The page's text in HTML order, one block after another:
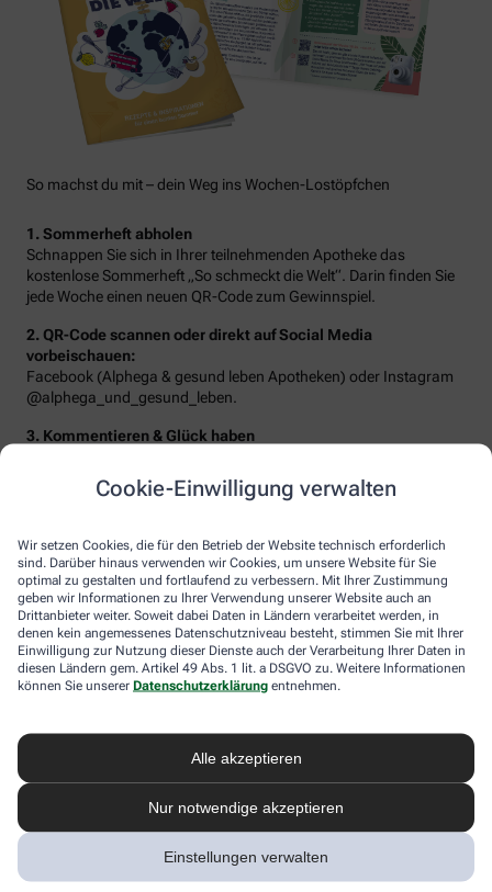
Cookie-Einwilligung verwalten
Wir setzen Cookies, die für den Betrieb der Website technisch erforderlich
sind. Darüber hinaus verwenden wir Cookies, um unsere Website für Sie
optimal zu gestalten und fortlaufend zu verbessern. Mit Ihrer Zustimmung
geben wir Informationen zu Ihrer Verwendung unserer Website auch an
Drittanbieter weiter. Soweit dabei Daten in Ländern verarbeitet werden, in
denen kein angemessenes Datenschutzniveau besteht, stimmen Sie mit Ihrer
Einwilligung zur Nutzung dieser Dienste auch der Verarbeitung Ihrer Daten in
diesen Ländern gem. Artikel 49 Abs. 1 lit. a DSGVO zu. Weitere Informationen
können Sie unserer Datenschutzerklärung entnehmen.
Alle akzeptieren
Nur notwendige akzeptieren
Einstellungen verwalten
So machst du mit – dein Weg ins Wochen-Lostöpfchen
1. Sommerheft abholen
Schnappen Sie sich in Ihrer teilnehmenden Apotheke das
kostenlose Sommerheft „So schmeckt die Welt“. Darin finden Sie
jede Woche einen neuen QR-Code zum Gewinnspiel.
2. QR-Code scannen oder direkt auf Social Media
vorbeischauen:
Facebook (Alphega & gesund leben Apotheken) oder Instagram
@alphega_und_gesund_leben.
3. Kommentieren & Glück haben
Traumziel – schon landen Sie im Lostopf!
Sie erwarten folgende Gewinne: